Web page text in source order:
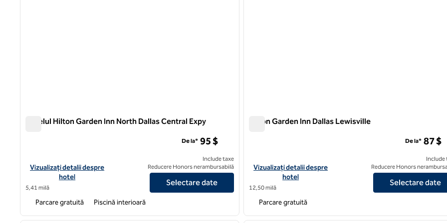
Hotelul Hilton Garden Inn North Dallas Central Expy
Vizualizați detaliile hotelului Hilton Garden Inn North Dallas Central Expy
Vizualizați detalii despre
hotel
5,41 milă
De la* 95 $
Include taxe
Reducere Honors nerambursabilă
Selectare date
Parcare gratuită Piscină interioară
Hilton Garden Inn Dallas Lewisville
Vizualizați detaliile hotelului Hilton Garden Inn Dallas Lewisville
Vizualizați detalii despre
hotel
12,50 milă
De la* 87 $
Include
Reducere Honors
Selectare date
Parcare gratuită